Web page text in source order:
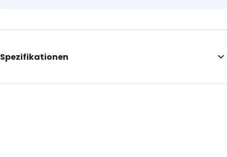
Spezifikationen
Primary Colour: Weiß